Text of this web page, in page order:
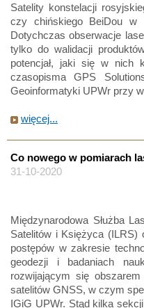
Satelity konstelacji
czy chińskiego BeiDou w
Dotychczas obserwacje
tylko do walidacji
potencjał, jaki się w nich
czasopisma GPS
Geoinformatyki UPWr przy
więcej...
Co nowego w pomiarach
31-10-2020
Międzynarodowa Służba
Satelitów i Księżyca (ILRS)
postępów w zakresie
geodezji i badaniach
rozwijającym się
satelitów GNSS, w czym
IGiG UPWr. Stąd kilka